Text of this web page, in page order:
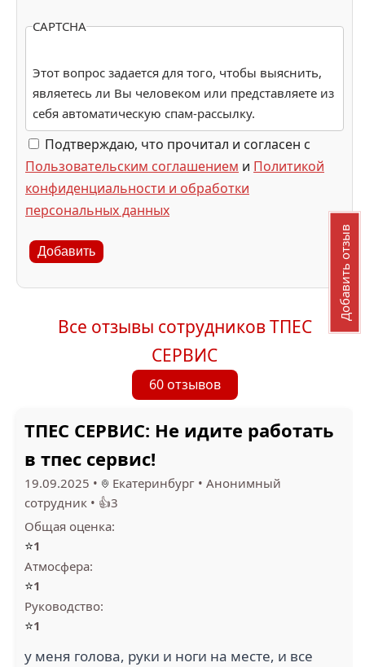
CAPTCHA
Этот вопрос задается для того, чтобы выяснить,
являетесь ли Вы человеком или представляете из
себя автоматическую спам-рассылку.
Подтверждаю, что прочитал и согласен с
Пользовательским соглашением и Политикой
конфиденциальности и обработки
персональных данных
Добавить
Все отзывы сотрудников ТПЕС
СЕРВИС
60 отзывов
ТПЕС СЕРВИС: Не идите работать
в тпес сервис!
19.09.2025 • Екатеринбург • Анонимный
сотрудник • 👍3
Общая оценка:
⭐1
Атмосфера:
⭐1
Руководство:
⭐1
у меня голова, руки и ноги на месте, и все
Добавить отзыв